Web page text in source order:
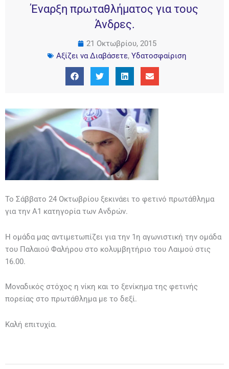
Έναρξη πρωταθλήματος για τους
Άνδρες.
21 Οκτωβρίου, 2015
Αξίζει να Διαβάσετε, Υδατοσφαίριση
Το Σάββατο 24 Οκτωβρίου ξεκινάει το φετινό πρωτάθλημα
για την Α1 κατηγορία των Ανδρών.
Η ομάδα μας αντιμετωπίζει για την 1η αγωνιστική την ομάδα
του Παλαιού Φαλήρου στο κολυμβητήριο του Λαιμού στις
16.00.
Μοναδικός στόχος η νίκη και το ξενίκημα της φετινής
πορείας στο πρωτάθλημα με το δεξί.
Καλή επιτυχία.